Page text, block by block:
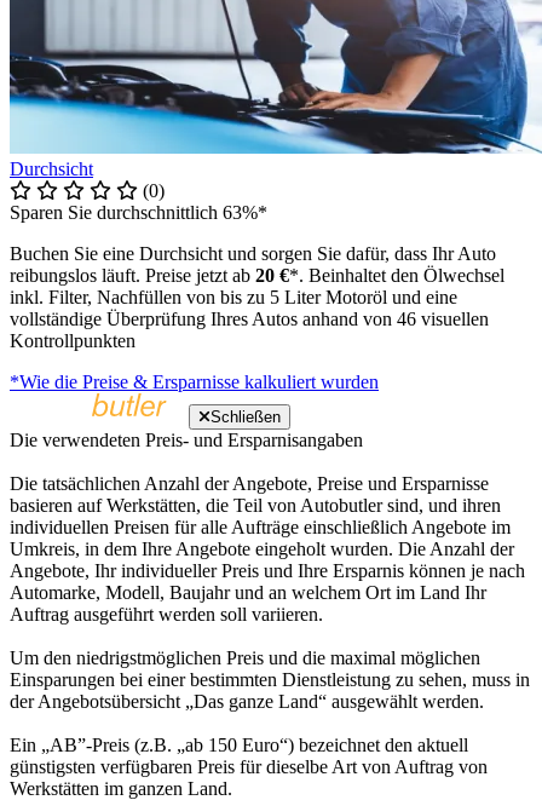
Durchsicht
(0)
Sparen Sie durchschnittlich 63%*
Buchen Sie eine Durchsicht und sorgen Sie dafür, dass Ihr Auto
reibungslos läuft. Preise jetzt ab 20 €*. Beinhaltet den Ölwechsel
inkl. Filter, Nachfüllen von bis zu 5 Liter Motoröl und eine
vollständige Überprüfung Ihres Autos anhand von 46 visuellen
Kontrollpunkten
*Wie die Preise & Ersparnisse kalkuliert wurden
Schließen
Die verwendeten Preis- und Ersparnisangaben
Die tatsächlichen Anzahl der Angebote, Preise und Ersparnisse
basieren auf Werkstätten, die Teil von Autobutler sind, und ihren
individuellen Preisen für alle Aufträge einschließlich Angebote im
Umkreis, in dem Ihre Angebote eingeholt wurden. Die Anzahl der
Angebote, Ihr individueller Preis und Ihre Ersparnis können je nach
Automarke, Modell, Baujahr und an welchem Ort im Land Ihr
Auftrag ausgeführt werden soll variieren.
Um den niedrigstmöglichen Preis und die maximal möglichen
Einsparungen bei einer bestimmten Dienstleistung zu sehen, muss in
der Angebotsübersicht „Das ganze Land“ ausgewählt werden.
Ein „AB”-Preis (z.B. „ab 150 Euro“) bezeichnet den aktuell
günstigsten verfügbaren Preis für dieselbe Art von Auftrag von
Werkstätten im ganzen Land.